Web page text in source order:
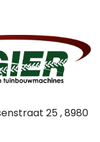
25 , 8980